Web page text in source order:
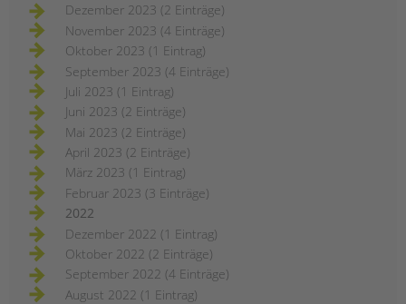
Dezember 2023 (2 Einträge)
November 2023 (4 Einträge)
Oktober 2023 (1 Eintrag)
September 2023 (4 Einträge)
Juli 2023 (1 Eintrag)
Juni 2023 (2 Einträge)
Mai 2023 (2 Einträge)
April 2023 (2 Einträge)
März 2023 (1 Eintrag)
Februar 2023 (3 Einträge)
2022
Dezember 2022 (1 Eintrag)
Oktober 2022 (2 Einträge)
September 2022 (4 Einträge)
August 2022 (1 Eintrag)